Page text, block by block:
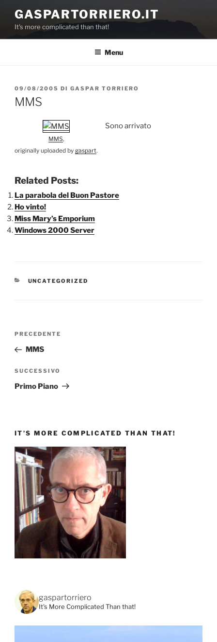
contenuto
GASPARTORRIERO.IT
It's more complicated than that!
Menu
PUBBLICATO
IL
09/08/2005 DI GASPAR TORRIERO
MMS
MMS,
originally uploaded by gaspart.
Sono arrivato
Related Posts:
La parabola del Buon Pastore
Ho vinto!
Miss Mary’s Emporium
Windows 2000 Server
CATEGORIE
UNCATEGORIZED
Navigazione
Articolo
precedente:
PRECEDENTE
MMS
Articolo
successivo
SUCCESSIVO
Primo Piano
IT’S MORE COMPLICATED THAN THAT!
gaspartorriero
It's More Complicated Than that!